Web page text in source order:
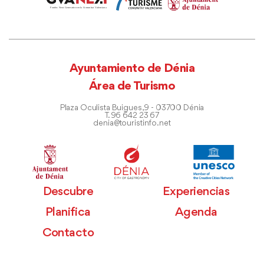
Ayuntamiento de Dénia
Área de Turismo
Plaza Oculista Buigues, 9 - 03700 Dénia
T. 96 642 23 67
denia@touristinfo.net
Descubre
Experiencias
Planifica
Agenda
Contacto